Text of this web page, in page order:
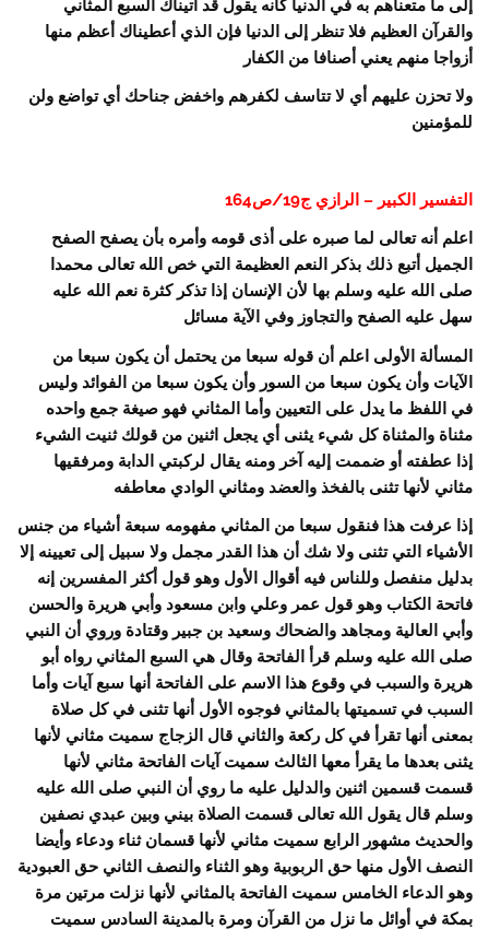
إلى ما متعناهم به في الدنيا كأنه يقول قد آتيناك السبع المثاني
والقرآن العظيم فلا تنظر إلى الدنيا فإن الذي أعطيناك أعظم منها
أزواجا منهم يعني أصنافا من الكفار
ولا تحزن عليهم أي لا تتاسف لكفرهم واخفض جناحك أي تواضع ولن
للمؤمنين
التفسير الكبير – الرازي ج19/ص164
اعلم أنه تعالى لما صبره على أذى قومه وأمره بأن يصفح الصفح
الجميل أتبع ذلك بذكر النعم العظيمة التي خص الله تعالى محمدا
صلى الله عليه وسلم بها لأن الإنسان إذا تذكر كثرة نعم الله عليه
سهل عليه الصفح والتجاوز وفي الآية مسائل
المسألة الأولى اعلم أن قوله سبعا من يحتمل أن يكون سبعا من
الآيات وأن يكون سبعا من السور وأن يكون سبعا من الفوائد وليس
في اللفظ ما يدل على التعيين وأما المثاني فهو صيغة جمع واحده
مثناة والمثناة كل شيء يثنى أي يجعل اثنين من قولك ثنيت الشيء
إذا عطفته أو ضممت إليه آخر ومنه يقال لركبتي الدابة ومرفقيها
مثاني لأنها تثنى بالفخذ والعضد ومثاني الوادي معاطفه
إذا عرفت هذا فنقول سبعا من المثاني مفهومه سبعة أشياء من جنس
الأشياء التي تثنى ولا شك أن هذا القدر مجمل ولا سبيل إلى تعيينه إلا
بدليل منفصل وللناس فيه أقوال الأول وهو قول أكثر المفسرين إنه
فاتحة الكتاب وهو قول عمر وعلي وابن مسعود وأبي هريرة والحسن
وأبي العالية ومجاهد والضحاك وسعيد بن جبير وقتادة وروي أن النبي
صلى الله عليه وسلم قرأ الفاتحة وقال هي السبع المثاني رواه أبو
هريرة والسبب في وقوع هذا الاسم على الفاتحة أنها سبع آيات وأما
السبب في تسميتها بالمثاني فوجوه الأول أنها تثنى في كل صلاة
بمعنى أنها تقرأ في كل ركعة والثاني قال الزجاج سميت مثاني لأنها
يثنى بعدها ما يقرأ معها الثالث سميت آيات الفاتحة مثاني لأنها
قسمت قسمين اثنين والدليل عليه ما روي أن النبي صلى الله عليه
وسلم قال يقول الله تعالى قسمت الصلاة بيني وبين عبدي نصفين
والحديث مشهور الرابع سميت مثاني لأنها قسمان ثناء ودعاء وأيضا
النصف الأول منها حق الربوبية وهو الثناء والنصف الثاني حق العبودية
وهو الدعاء الخامس سميت الفاتحة بالمثاني لأنها نزلت مرتين مرة
بمكة في أوائل ما نزل من القرآن ومرة بالمدينة السادس سميت